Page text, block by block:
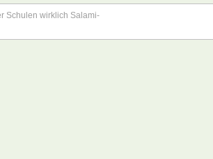
Schulen wirklich Salami-